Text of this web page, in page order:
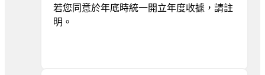
若您同意於年底時統一開立年度收據，請註
明。